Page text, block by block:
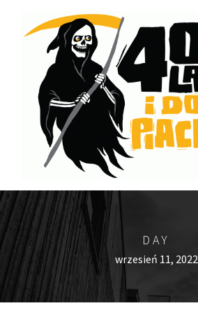
DAY
wrzesień 11, 2022